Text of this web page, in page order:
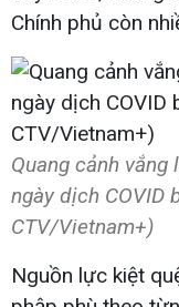
Chính phủ còn
Quang cảnh
ngày dịch COVID
CTV/Vietnam+)
Nguồn lực kiệt